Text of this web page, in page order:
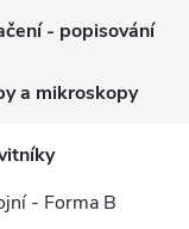
- popisování
a mikroskopy
- Forma B